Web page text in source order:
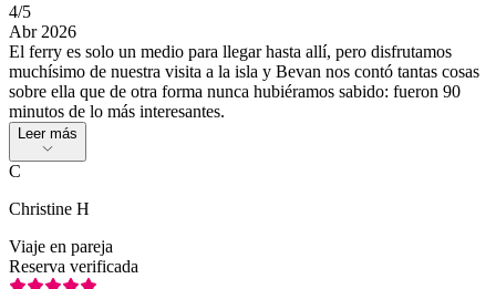
4/5
Abr 2026
El ferry es solo un medio para llegar hasta allí, pero disfrutamos
muchísimo de nuestra visita a la isla y Bevan nos contó tantas cosas
sobre ella que de otra forma nunca hubiéramos sabido: fueron 90
minutos de lo más interesantes.
Leer más
C
Christine H
Viaje en pareja
Reserva verificada